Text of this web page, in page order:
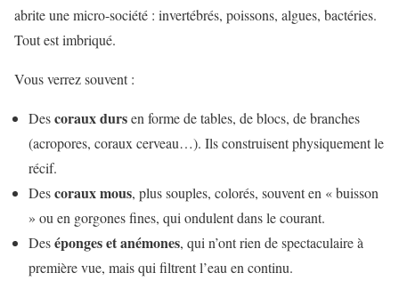
abrite une micro-société : invertébrés, poissons, algues, bactéries.
Tout est imbriqué.
Vous verrez souvent :
Descoraux dursen forme de tables, de blocs, de branches
(acropores, coraux cerveau…). Ils construisent physiquement le
récif.
Descoraux mous, plus souples, colorés, souvent en « buisson
» ou en gorgones fines, qui ondulent dans le courant.
Deséponges et anémones, qui n’ont rien de spectaculaire à
première vue, mais qui filtrent l’eau en continu.